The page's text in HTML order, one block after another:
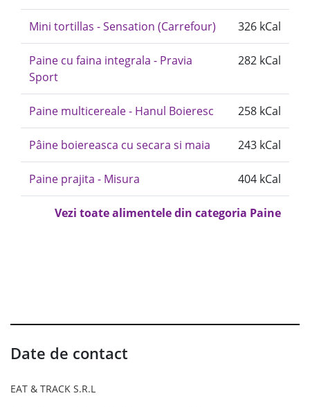
Mini tortillas - Sensation (Carrefour) 326 kCal
Paine cu faina integrala - Pravia
Sport
282 kCal
Paine multicereale - Hanul Boieresc 258 kCal
Pâine boiereasca cu secara si maia 243 kCal
Paine prajita - Misura 404 kCal
Vezi toate alimentele din categoria Paine
Date de contact
EAT & TRACK S.R.L